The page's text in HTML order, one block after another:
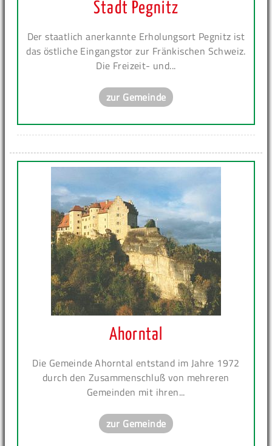
Stadt Pegnitz
Der staatlich anerkannte Erholungsort Pegnitz ist
das östliche Eingangstor zur Fränkischen Schweiz.
Die Freizeit- und...
zur Gemeinde
Ahorntal
Die Gemeinde Ahorntal entstand im Jahre 1972
durch den Zusammenschluß von mehreren
Gemeinden mit ihren...
zur Gemeinde